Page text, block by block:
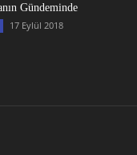
Gündeminde
17 Eylül 2018